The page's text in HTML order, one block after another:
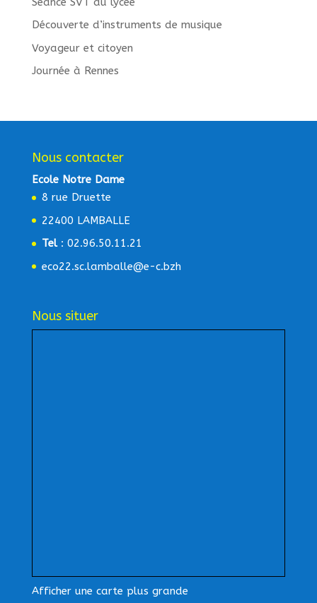
Découverte d’instruments de musique
Voyageur et citoyen
Journée à Rennes
Nous contacter
Ecole Notre Dame
8 rue Druette
22400 LAMBALLE
Tel: 02.96.50.11.21
eco22.sc.lamballe@e-c.bzh
Nous situer
Afficher une carte plus grande